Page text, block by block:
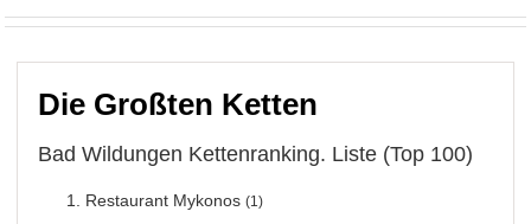
Die Großten Ketten
Bad Wildungen Kettenranking. Liste (Top 100)
Restaurant Mykonos (1)